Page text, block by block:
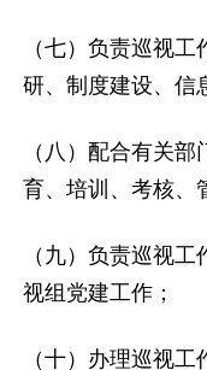
（七）负责巡视
研、制度建设、信
（八）配合有关
育、培训、考核、
（九）负责巡视
视组党建工作；
（十）办理巡视